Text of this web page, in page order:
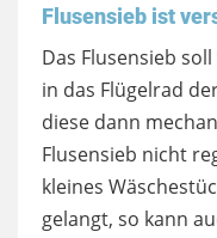
Flusensieb ist
Das Flusensieb
in das Flügelrad
diese dann
Flusensieb nicht
kleines
gelangt, so kann